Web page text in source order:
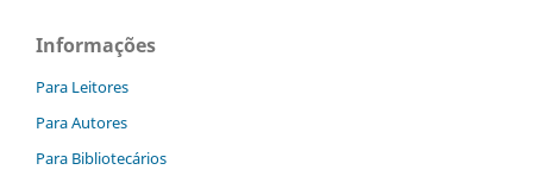
Informações
Para Leitores
Para Autores
Para Bibliotecários